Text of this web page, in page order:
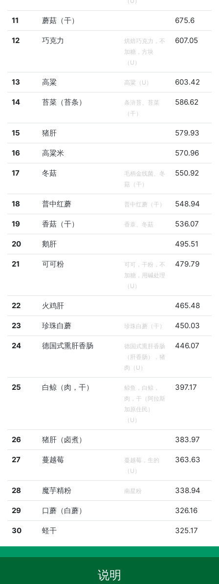
11 蘑菇（干） 675.6
12 巧克力
烘焙巧克力，不
加糖，方块
（U）
607.05
13 高粱 高粱（U） 603.42
14 苔菜（苔条）
条浒苔、苔菜
（干）
586.62
15 猪肝 579.93
16 高粱米 570.96
17 冬菇
毛柄金线菌、冬
菇（干）
550.92
18 普中红蘑 普中红蘑（干） 548.94
19 香菇（干） 香蔁、冬菇 536.07
20 鹅肝 495.51
21 可可粉
可可，干粉，不
加糖，用碱处理
（U）
479.79
22 火鸡肝 465.48
23 珍珠白蘑 珍珠白蘑（干） 450.03
24 德国式熏肝香肠
德国式熏肝香肠
（肝香肠），猪
肉（U）
446.07
25 白鲸（肉，干）
鲸鱼，白鲸，
肉，干（阿拉斯
加原住民）
（U）
397.17
26 猪肝（卤煮） 383.97
27 蔓越莓
蔓越莓，生的
（U）
363.63
28 魔芋精粉 南星粉 338.94
29 口蘑（白蘑） 326.16
30 蛏干 325.17
说明